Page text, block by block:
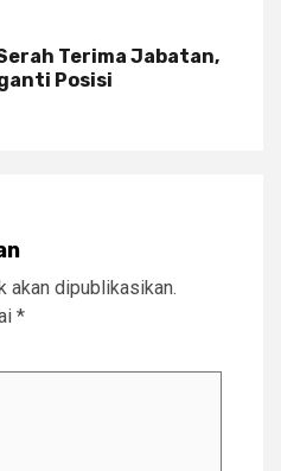
Terima Jabatan,
Posisi
akan dipublikasikan.
*